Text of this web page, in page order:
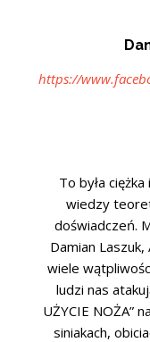
https://
To była
wiedzy
doświadczeń.
Damian
wiele
ludzi nas
UŻYCIE NOŻA”
siniakach,